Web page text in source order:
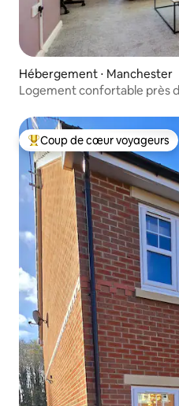
Hébergement ⋅ Manchester
Logement confortable près
Coups de cœur voyageurs les
Coup de cœur voyageurs